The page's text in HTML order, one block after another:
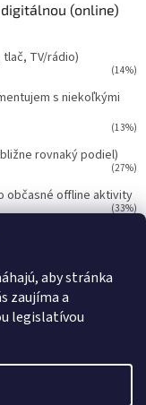
aby stránka
zaujíma a
legislatívou
(online)
TV/rádio)
(14%)
s niekoľkými
(13%)
rovnaký podiel)
(27%)
občasné offline aktivity
(33%)
Ads, Instagram